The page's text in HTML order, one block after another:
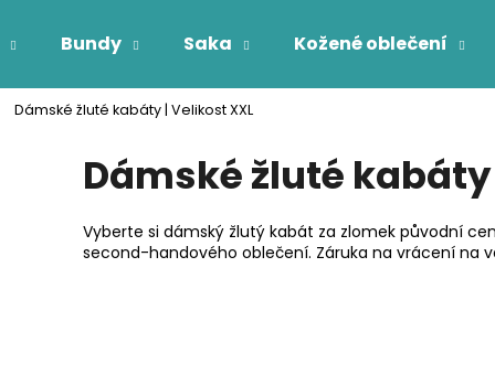
Bundy Saka Kožené oblečení
Dámské žluté kabáty | Velikost XXL
Dámské žluté
Vyberte si dámský žlutý kabát za zlomek původní
second-handového oblečení. Záruka na vrácení na
Co potřebujete najít?